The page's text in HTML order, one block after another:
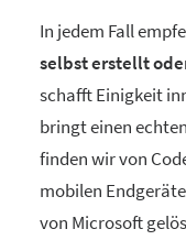
In jedem Fall
selbst erstellt
schafft Einigkeit
bringt einen
finden wir von
mobilen
von Microsoft